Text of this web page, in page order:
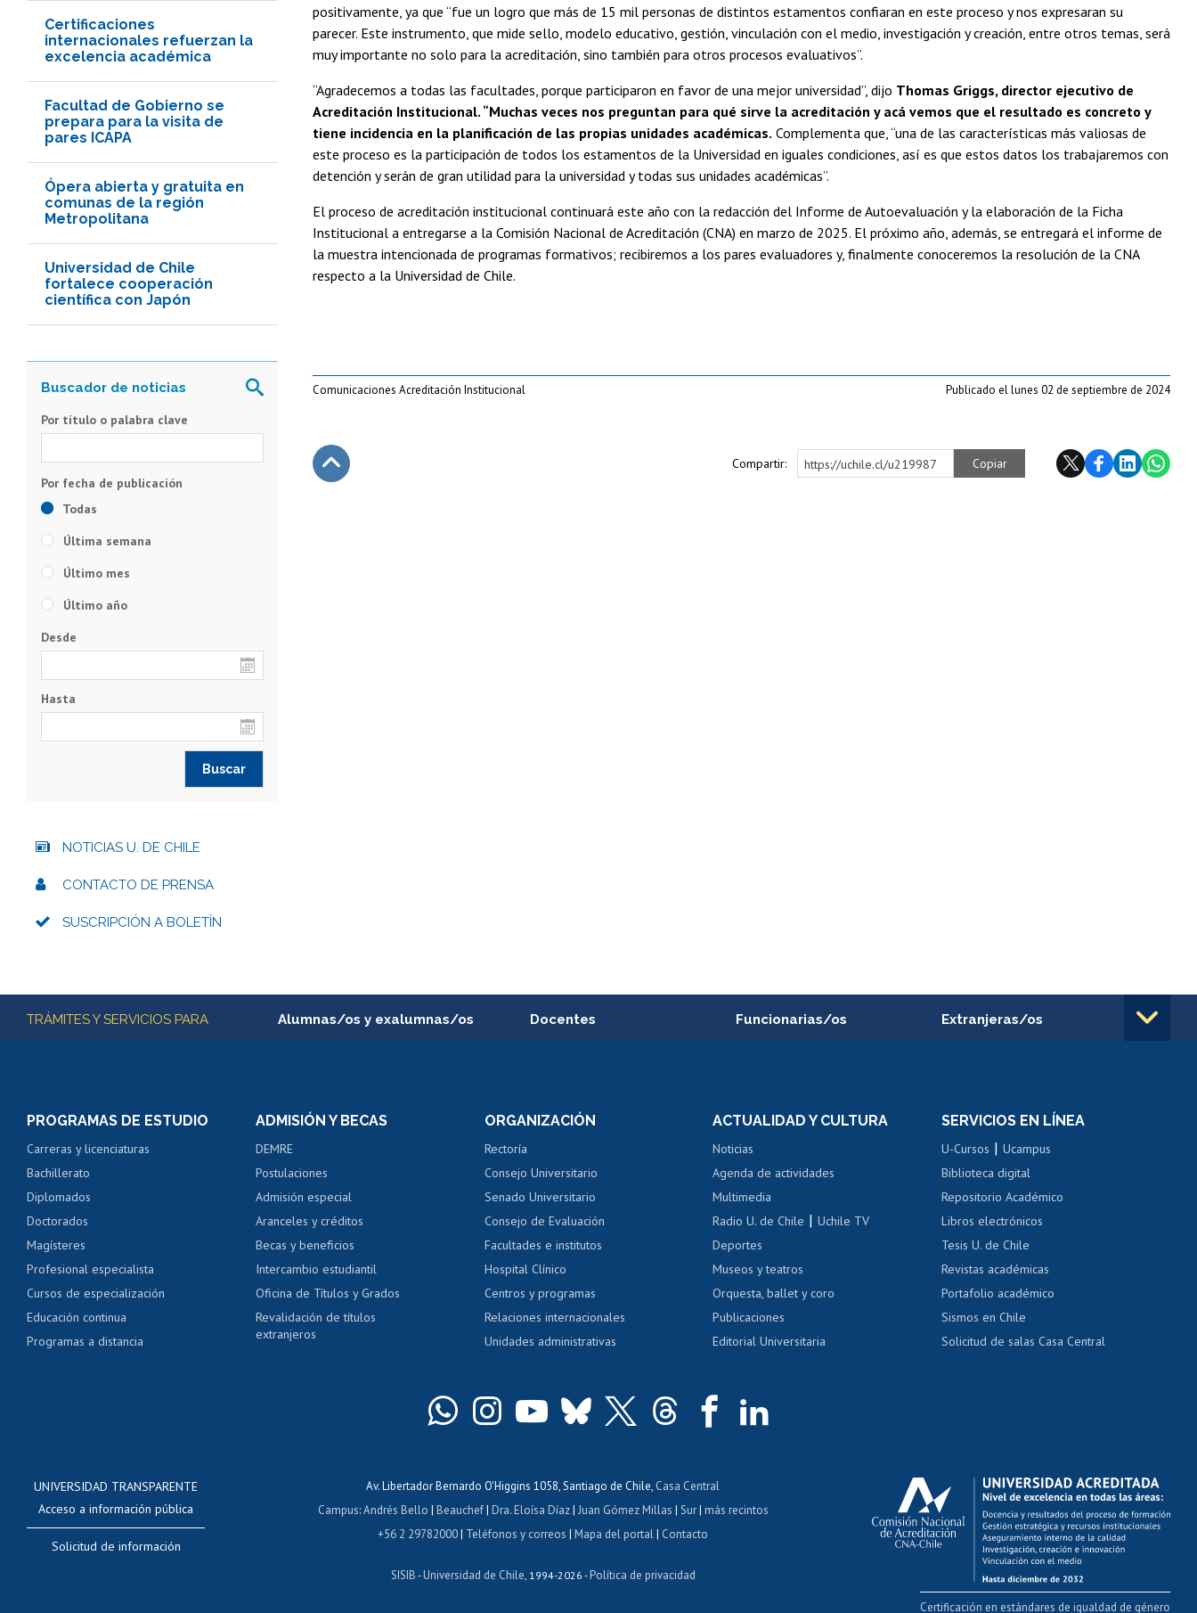
Certificaciones
internacionales refuerzan la
excelencia académica
Facultad de Gobierno se
prepara para la visita de
pares ICAPA
Ópera abierta y gratuita en
comunas de la región
Metropolitana
Universidad de Chile
fortalece cooperación
científica con Japón
positivamente, ya que “fue un logro que más de 15 mil personas de distintos estamentos confiaran en este proceso y nos expresaran su
parecer. Este instrumento, que mide sello, modelo educativo, gestión, vinculación con el medio, investigación y creación, entre otros temas, será
muy importante no solo para la acreditación, sino también para otros procesos evaluativos”.
“Agradecemos a todas las facultades, porque participaron en favor de una mejor universidad”, dijo Thomas Griggs, director ejecutivo de
Acreditación Institucional. “Muchas veces nos preguntan para qué sirve la acreditación y acá vemos que el resultado es concreto y
tiene incidencia en la planificación de las propias unidades académicas. Complementa que, “una de las características más valiosas de
este proceso es la participación de todos los estamentos de la Universidad en iguales condiciones, así es que estos datos los trabajaremos con
detención y serán de gran utilidad para la universidad y todas sus unidades académicas”.
El proceso de acreditación institucional continuará este año con la redacción del Informe de Autoevaluación y la elaboración de la Ficha
Institucional a entregarse a la Comisión Nacional de Acreditación (CNA) en marzo de 2025. El próximo año, además, se entregará el informe de
la muestra intencionada de programas formativos; recibiremos a los pares evaluadores y, finalmente conoceremos la resolución de la CNA
respecto a la Universidad de Chile.
Comunicaciones Acreditación Institucional Publicado el lunes 02 de septiembre de 2024
Compartir: https://uchile.cl/u219987 Copiar
Por título o palabra clave
Todas
Última semana
Último mes
Último año
Desde
Hasta
NOTICIAS U. DE CHILE
CONTACTO DE PRENSA
SUSCRIPCIÓN A BOLETÍN
Más información
TRÁMITES Y SERVICIOS PARA Alumnas/os y exalumnas/os
Servicio médico y dental
Pago de arancel y crédito alumnos
Pago de arancel y crédito exalumnos
Certificado de títulos y grados
Docentes
Perfeccionamiento
Evaluación docente
Calificación académica
Postulación al AUCAI
Funcionarias/os
Portal de movilidad interna
Certificado de renta
Certificado de renta
Extranjeras/os
Cursos de español
Mi Uchile Ayuda tecnológica Tarjeta TUI Acoso laboral, sexual y violencia Denuncias administrativas
PROGRAMAS DE ESTUDIO
Carreras y licenciaturas
Bachillerato
Diplomados
Doctorados
Magísteres
Profesional especialista
Cursos de especialización
Educación continua
Programas a distancia
ADMISIÓN Y BECAS
DEMRE
Postulaciones
Admisión especial
Aranceles y créditos
Becas y beneficios
Intercambio estudiantil
Oficina de Títulos y Grados
Revalidación de títulos
extranjeros
ORGANIZACIÓN
Rectoría
Consejo Universitario
Senado Universitario
Consejo de Evaluación
Facultades e institutos
Hospital Clínico
Centros y programas
Relaciones internacionales
Unidades administrativas
ACTUALIDAD Y CULTURA
Noticias
Agenda de actividades
Multimedia
Radio U. de Chile |Uchile TV
Deportes
Museos y teatros
Orquesta, ballet y coro
Publicaciones
Editorial Universitaria
SERVICIOS EN LÍNEA
U-Cursos |Ucampus
Biblioteca digital
Repositorio Académico
Libros electrónicos
Tesis U. de Chile
Revistas académicas
Portafolio académico
Sismos en Chile
Solicitud de salas Casa Central
UNIVERSIDAD TRANSPARENTE
Acceso a información pública
Solicitud de información
Av. Libertador Bernardo O'Higgins 1058, Santiago de Chile, Casa Central
Campus:Andrés Bello | Beauchef| Dra. Eloísa Díaz| Juan Gómez Millas | Sur| más recintos
+56 2 29782000| Teléfonos y correos |Mapa del portal| Contacto
SISIB -Universidad de Chile , 1994-2026 -Política de privacidad
Certificación en estándares de igualdad de género